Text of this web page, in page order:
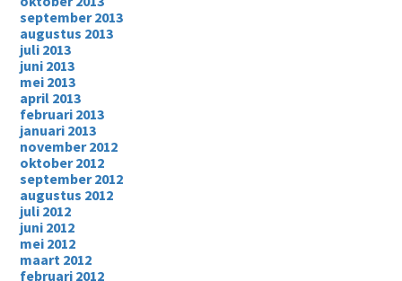
september 2013
augustus 2013
juli 2013
juni 2013
mei 2013
april 2013
februari 2013
januari 2013
november 2012
oktober 2012
september 2012
augustus 2012
juli 2012
juni 2012
mei 2012
maart 2012
februari 2012